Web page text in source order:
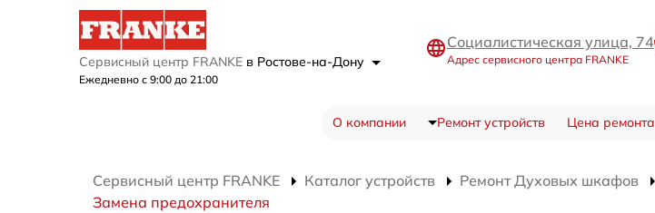
Сервисный центр FRANKE в Ростове-на-Дону
Ежедневно с 9:00 до 21:00
Социалистическая улица, 74
Адрес сервисного центра FRANKE
О компании Ремонт устройств Цена ремонта
Сервисный центр FRANKE Каталог устройств Ремонт Духовых шкафов
Замена предохранителя